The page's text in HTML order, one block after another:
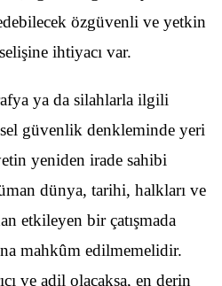
özgüvenli ve yetkin
ihtiyacı var.
ya da silahlarla ilgili
güvenlik denkleminde yeri
yeniden irade sahibi
dünya, tarihi, halkları ve
etkileyen bir çatışmada
mahkûm edilmemelidir.
ve adil olacaksa, en derin